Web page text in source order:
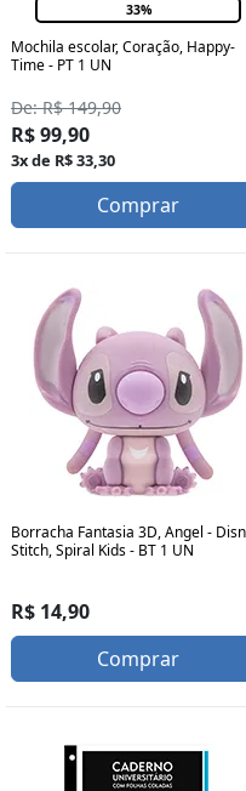
33%
Mochila escolar, Coração, Happy-
Time - PT 1 UN
De: R$ 149,90
R$ 99,90
3x de R$ 33,30
Comprar
Borracha Fantasia 3D, Angel -
Stitch, Spiral Kids - BT 1 UN
R$ 14,90
Comprar